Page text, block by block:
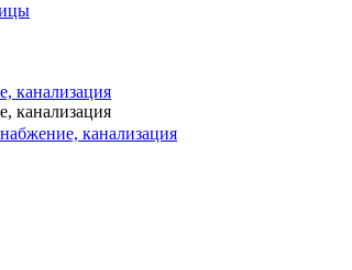
канализация
канализация
канализация